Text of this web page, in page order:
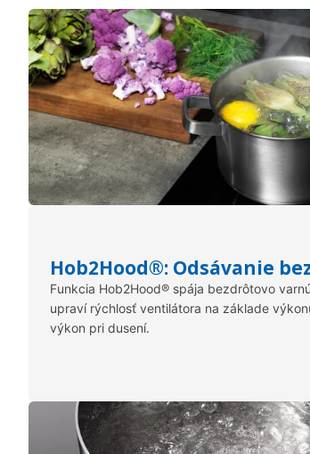
Hob2Hood®: Odsávanie
Funkcia Hob2Hood® spája bezdrôtovo
upraví rýchlosť ventilátora na základe
výkon pri dusení.